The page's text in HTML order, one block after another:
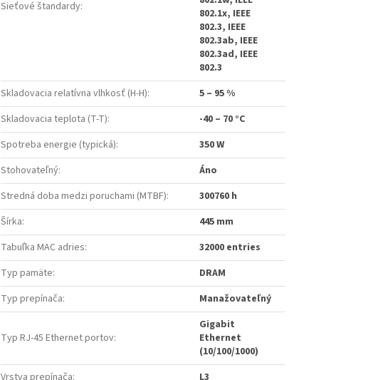
Sieťové štandardy:
802.1x, IEEE
802.3, IEEE
802.3ab, IEEE
802.3ad, IEEE
802.3
Skladovacia relatívna vlhkosť (H-H):
5 – 95 %
Skladovacia teplota (T-T):
-40 – 70 °C
Spotreba energie (typická):
350 W
Stohovateľný:
Áno
Stredná doba medzi poruchami (MTBF):
300760 h
Šírka:
445 mm
Tabuľka MAC adries:
32000 entries
Typ pamäte:
DRAM
Typ prepínača: Manažovateľný
Typ RJ-45 Ethernet portov:
Gigabit
Ethernet
(10/100/1000)